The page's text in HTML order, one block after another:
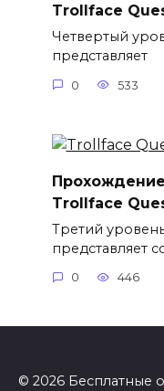
Trollface
Четвертый
представляет
0 533
Trollface
Третий
представляет
0 446
© 2026 Бесплатные